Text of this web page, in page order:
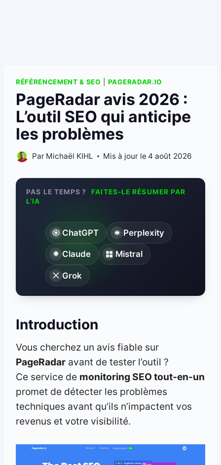
RÉFÉRENCEMENT & SEO PAGERADAR.IO
PageRadar avis 2026 :
L’outil SEO qui anticipe
les problèmes
Par Michaël KIHL Mis à jour le 4 août 2026
PAS LE TEMPS ?
FAITES-LE RÉSUMER PAR
L’IA
ChatGPT Perplexity
Claude Mistral
Grok
Introduction
Vous cherchez un avis fiable sur
PageRadar avant de tester l’outil ?
Ce service de monitoring SEO tout-en-un
promet de détecter les problèmes
techniques avant qu’ils n’impactent vos
revenus et votre visibilité.